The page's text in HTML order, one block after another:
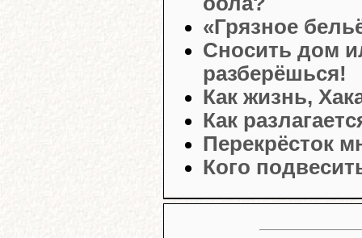
«Грязное
Сносить дом
разберёшься!
Как жизнь,
Как
Перекрёсток
Кого